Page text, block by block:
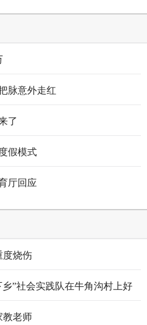
脉意外走红
了
假模式
厅回应
度烧伤
”社会实践队在牛角沟村上好
教老师